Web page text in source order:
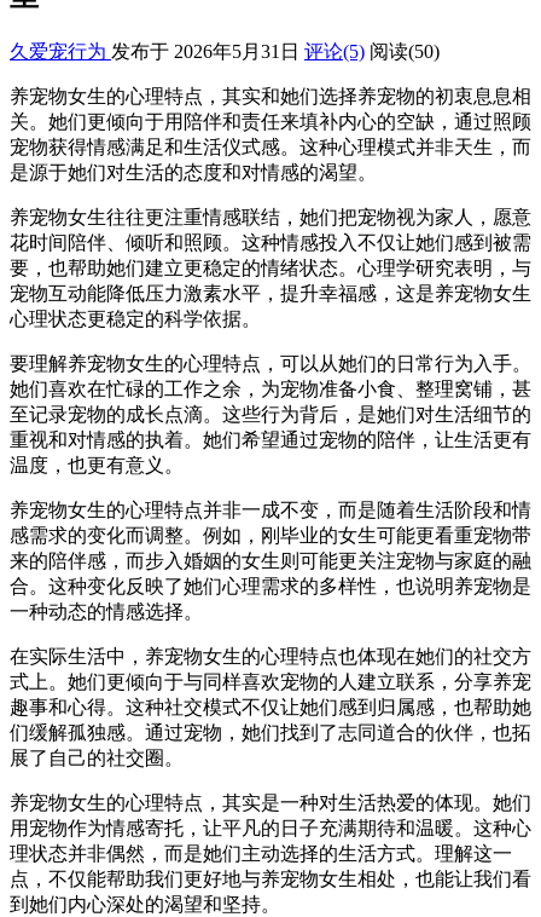
久爱宠行为 发布于 2026年5月31日 评论(5) 阅读(50)
养宠物女生的心理特点，其实和她们选择养宠物的初衷息息相
关。她们更倾向于用陪伴和责任来填补内心的空缺，通过照顾
宠物获得情感满足和生活仪式感。这种心理模式并非天生，而
是源于她们对生活的态度和对情感的渴望。
养宠物女生往往更注重情感联结，她们把宠物视为家人，愿意
花时间陪伴、倾听和照顾。这种情感投入不仅让她们感到被需
要，也帮助她们建立更稳定的情绪状态。心理学研究表明，与
宠物互动能降低压力激素水平，提升幸福感，这是养宠物女生
心理状态更稳定的科学依据。
要理解养宠物女生的心理特点，可以从她们的日常行为入手。
她们喜欢在忙碌的工作之余，为宠物准备小食、整理窝铺，甚
至记录宠物的成长点滴。这些行为背后，是她们对生活细节的
重视和对情感的执着。她们希望通过宠物的陪伴，让生活更有
温度，也更有意义。
养宠物女生的心理特点并非一成不变，而是随着生活阶段和情
感需求的变化而调整。例如，刚毕业的女生可能更看重宠物带
来的陪伴感，而步入婚姻的女生则可能更关注宠物与家庭的融
合。这种变化反映了她们心理需求的多样性，也说明养宠物是
一种动态的情感选择。
在实际生活中，养宠物女生的心理特点也体现在她们的社交方
式上。她们更倾向于与同样喜欢宠物的人建立联系，分享养宠
趣事和心得。这种社交模式不仅让她们感到归属感，也帮助她
们缓解孤独感。通过宠物，她们找到了志同道合的伙伴，也拓
展了自己的社交圈。
养宠物女生的心理特点，其实是一种对生活热爱的体现。她们
用宠物作为情感寄托，让平凡的日子充满期待和温暖。这种心
理状态并非偶然，而是她们主动选择的生活方式。理解这一
点，不仅能帮助我们更好地与养宠物女生相处，也能让我们看
到她们内心深处的渴望和坚持。